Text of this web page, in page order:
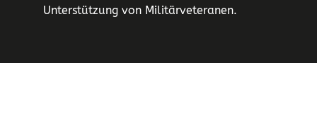
Unterstützung von Militärveteranen.